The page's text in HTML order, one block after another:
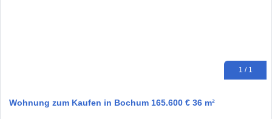
1 / 1
Wohnung zum Kaufen in Bochum 165.600 € 36 m²